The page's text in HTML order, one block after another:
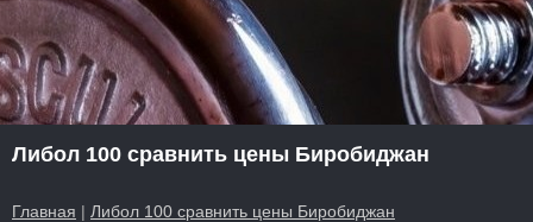
Либол 100 сравнить цены Биробиджан
Главная | Либол 100 сравнить цены Биробиджан